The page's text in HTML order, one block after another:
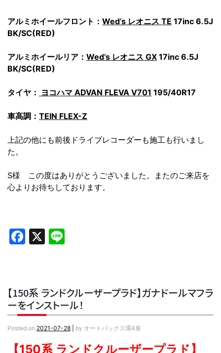
アルミホイールフロント： Wed’s レオニス TE 17inc 6.5J
BK/SC(RED)
アルミホイールリア： Wed’s レオニス GX 17inc 6.5J
BK/SC(RED)
タイヤ： ヨコハマ ADVAN FLEVA V701 195/40R17
車高調： TEIN FLEX-Z
上記の他にも前後ドライブレコーダーも施工も行いまし
た。
S様 この度はありがとうございました。またのご来店を
心よりお待ちしております。
Facebook
X
【150系 ランドクルーザープラド】ガナドールマフラ
ーをインストール！
Posted on 2021-07-28 by オートバックス環4泉
【150系 ランドクルーザープラド】